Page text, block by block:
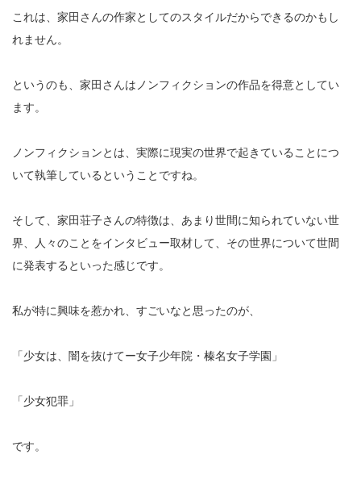
これは、家田さんの作家としてのスタイルだからできるのかもし
れません。
というのも、家田さんはノンフィクションの作品を得意としてい
ます。
ノンフィクションとは、実際に現実の世界で起きていることにつ
いて執筆しているということですね。
そして、家田荘子さんの特徴は、あまり世間に知られていない世
界、人々のことをインタビュー取材して、その世界について世間
に発表するといった感じです。
私が特に興味を惹かれ、すごいなと思ったのが、
「少女は、闇を抜けてー女子少年院・榛名女子学園」
「少女犯罪」
です。